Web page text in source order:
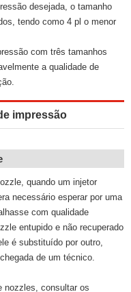
desejada, o tamanho
tendo como 4 pl o menor
com três tamanhos
a qualidade de
impressão
quando um injetor
necessário esperar por uma
com qualidade
entupido e não recuperado
é substituído por outro,
de um técnico.
nozzles, consultar os